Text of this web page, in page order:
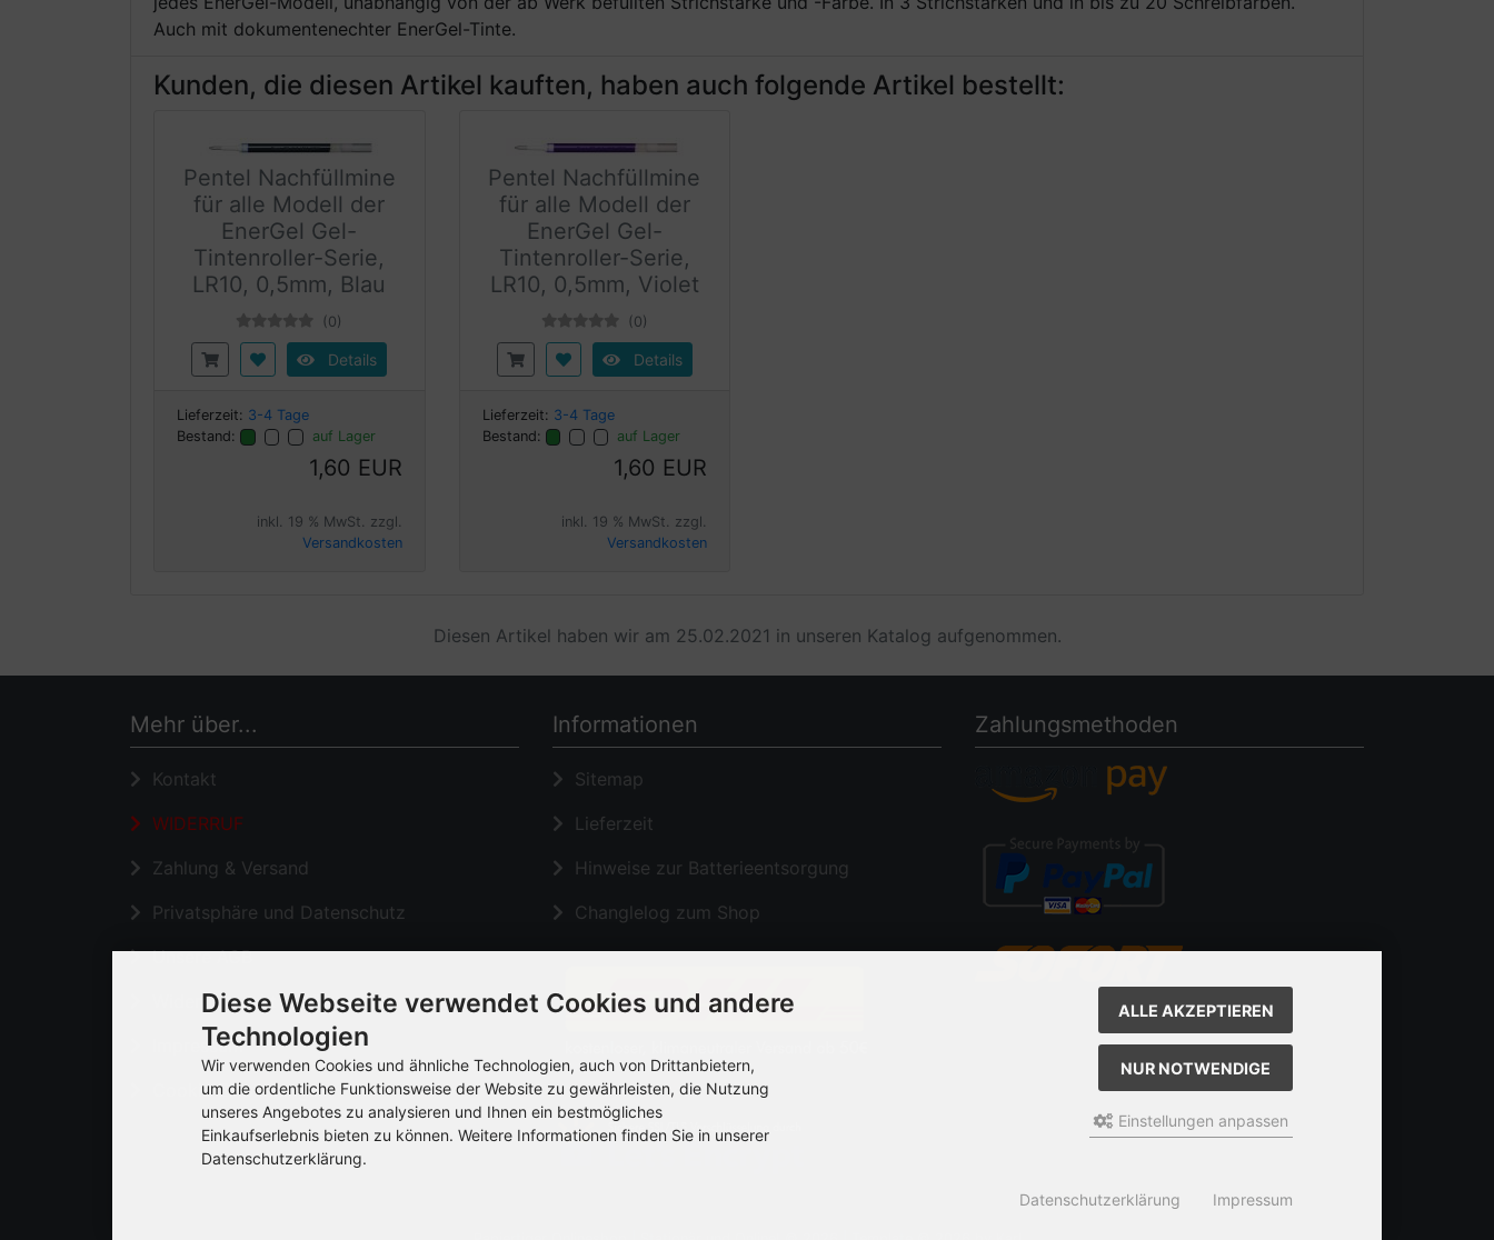
Auch mit dokumentenechter EnerGel-Tinte.
Kunden, die diesen Artikel kauften, haben auch folgende Artikel bestellt:
Pentel Nachfüllmine
für alle Modell der
EnerGel Gel-
Tintenroller-Serie,
LR10, 0,5mm, Blau
(0)
Details
Lieferzeit: 3-4 Tage
Bestand:
auf Lager
1,60 EUR
inkl. 19 % MwSt. zzgl.
Versandkosten
Pentel Nachfüllmine
für alle Modell der
EnerGel Gel-
Tintenroller-Serie,
LR10, 0,5mm, Violet
(0)
Details
Lieferzeit: 3-4 Tage
Bestand:
auf Lager
1,60 EUR
inkl. 19 % MwSt. zzgl.
Versandkosten
Diesen Artikel haben wir am 25.02.2021 in unseren Katalog aufgenommen.
Mehr über...
Kontakt
WIDERRUF
Zahlung & Versand
Privatsphäre und Datenschutz
Unsere AGB
Widerrufsrecht & Widerrufsformular
Impressum
Cookie Einstellungen
Informationen
Sitemap
Lieferzeit
Hinweise zur Batterieentsorgung
Changlelog zum Shop
Zahlungsmethoden
Diese Webseite verwendet Cookies und andere
Technologien
Wir verwenden Cookies und ähnliche Technologien, auch von Drittanbietern,
um die ordentliche Funktionsweise der Website zu gewährleisten, die Nutzung
unseres Angebotes zu analysieren und Ihnen ein bestmögliches
Einkaufserlebnis bieten zu können. Weitere Informationen finden Sie in unserer
Datenschutzerklärung.
ALLE AKZEPTIEREN
NUR NOTWENDIGE
Einstellungen anpassen
Datenschutzerklärung Impressum